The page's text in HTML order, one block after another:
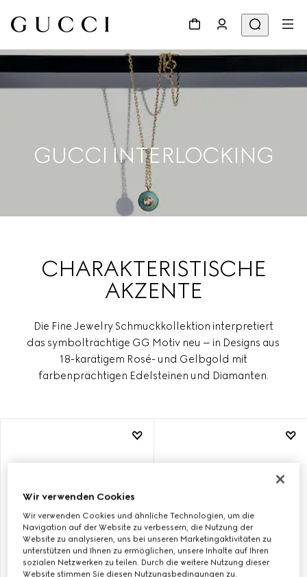
GUCCI INTERLOCKING
CHARAKTERISTISCHE
AKZENTE
Die Fine Jewelry Schmuckkollektion interpretiert
das symbolträchtige GG Motiv neu – in Designs aus
18-karätigem Rosé- und Gelbgold mit
farbenprächtigen Edelsteinen und Diamanten.
Wir verwenden Cookies
Wir verwenden Cookies und ähnliche Technologien, um die
Navigation auf der Website zu verbessern, die Nutzung der
Website zu analysieren, uns bei unseren Marketingaktivitäten zu
unterstützen und Ihnen zu ermöglichen, unsere Inhalte auf Ihren
sozialen Netzwerken zu teilen. Durch die weitere Nutzung dieser
Website stimmen Sie diesen Nutzungsbedingungen zu.